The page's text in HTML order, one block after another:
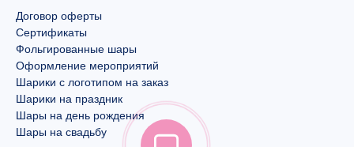
Договор оферты
Сертификаты
Фольгированные шары
Оформление мероприятий
Шарики с логотипом на заказ
Шарики на праздник
Шары на день рождения
Шары на свадьбу